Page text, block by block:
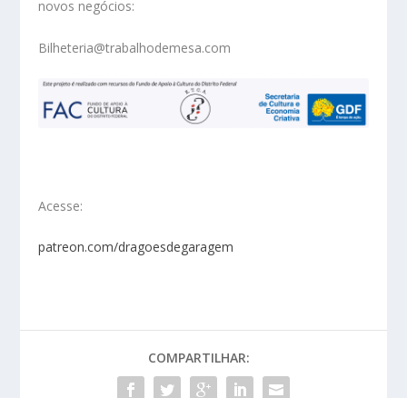
novos negócios:
Bilheteria@trabalhodemesa.com
Acesse:
patreon.com/dragoesdegaragem
COMPARTILHAR: